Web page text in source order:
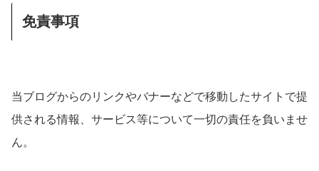
免責事項
当ブログからのリンクやバナーなどで移動したサイトで提
供される情報、サービス等について一切の責任を負いませ
ん。